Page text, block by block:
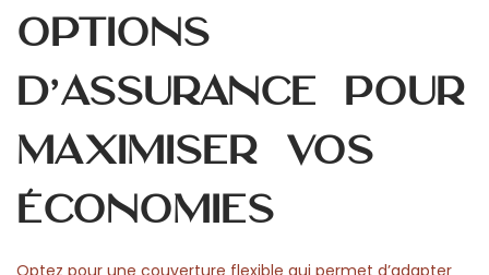
options
d’assurance pour
maximiser vos
économies
Optez pour une couverture flexible qui permet d’adapter